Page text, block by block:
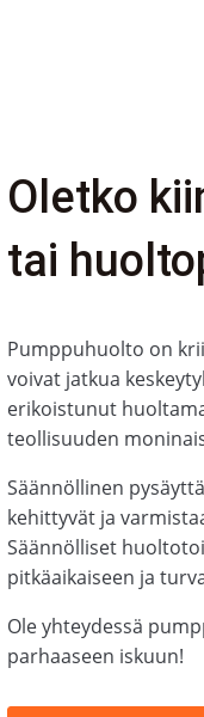
Oletko
tai
Pumppuhuolto on
voivat jatkua
erikoistunut
teollisuuden
Säännöllinen
kehittyvät ja
Säännölliset
pitkäaikaiseen ja
Ole yhteydessä
parhaaseen iskuun!